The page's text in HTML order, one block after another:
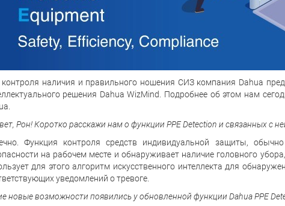
наличия и правильного ношения СИЗ компания Dahua
решения Dahua WizMind. Подробнее об этом нам
Рон! Коротко расскажи нам о функции PPE Detection и связанных с
Функция контроля средств индивидуальной защиты,
на рабочем месте и обнаруживает наличие головного
для этого алгоритм искусственного интеллекта для
уведомлений о тревоге.
новые возможности появились у обновленной функции Dahua PPE